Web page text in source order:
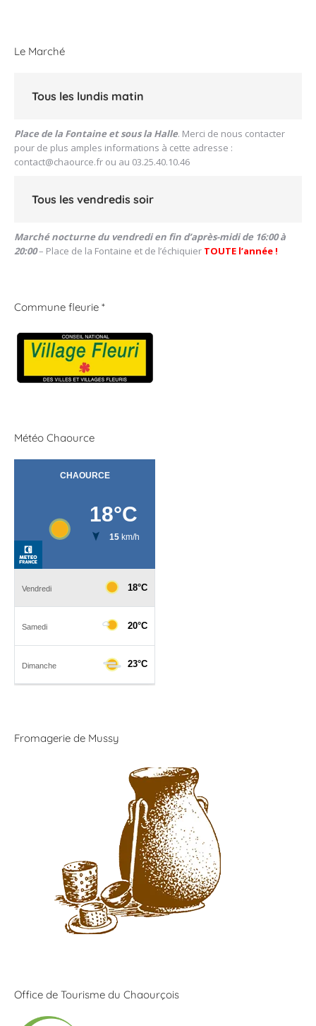
Le Marché
Tous les lundis matin
Place de la Fontaine et sous la Halle. Merci de nous contacter
pour de plus amples informations à cette adresse :
contact@chaource.fr ou au 03.25.40.10.46
Tous les vendredis soir
Marché nocturne du vendredi en fin d’après-midi de 16:00 à
20:00– Place de la Fontaine et de l’échiquier TOUTE l’année !
Commune fleurie *
Météo Chaource
Fromagerie de Mussy
Office de Tourisme du Chaourçois